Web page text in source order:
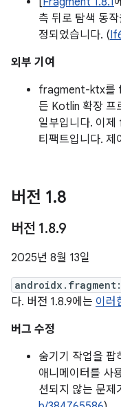
측 뒤로 탐색 동
정되었습니다. (
외부 기여
fragment-ktx를
든 Kotlin 확장 프
일부입니다. 이
티팩트입니다. 제
버전 1.8
버전 1.8.9
2025년 8월 13일
다. 버전 1.8.9에는 이러
버그 수정
숨기기 작업을 팝
애니메이터를 사
션되지 않는 문제